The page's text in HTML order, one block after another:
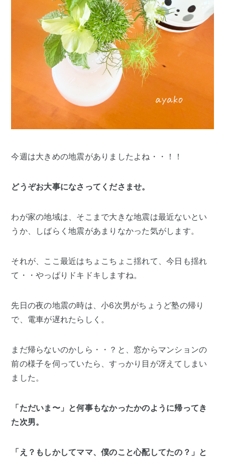
今週は大きめの地震がありましたよね・・！！
どうぞお大事になさってくださませ。
わが家の地域は、そこまで大きな地震は最近ないとい
うか、しばらく地震があまりなかった気がします。
それが、ここ最近はちょこちょこ揺れて、今日も揺れ
て・・やっぱりドキドキしますね。
先日の夜の地震の時は、小6次男がちょうど塾の帰り
で、電車が遅れたらしく。
まだ帰らないのかしら・・？と、窓からマンションの
前の様子を伺っていたら、すっかり目が冴えてしまい
ました。
「ただいま〜」と何事もなかったかのように帰ってき
た次男。
「え？もしかしてママ、僕のこと心配してたの？」と